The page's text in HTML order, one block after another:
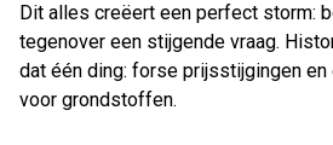
Dit alles creëert een perfect storm:
tegenover een stijgende vraag.
dat één ding: forse prijsstijgingen en
voor grondstoffen.